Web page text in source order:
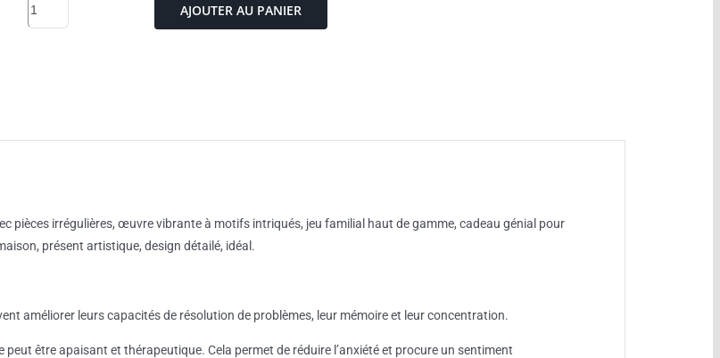
de
AJOUTER AU PANIER
pièces irrégulières, œuvre vibrante à motifs intriqués, jeu familial haut de gamme, cadeau génial pour
présent artistique, design détailé, idéal.
améliorer leurs capacités de résolution de problèmes, leur mémoire et leur concentration.
peut être apaisant et thérapeutique. Cela permet de réduire l’anxiété et procure un sentiment